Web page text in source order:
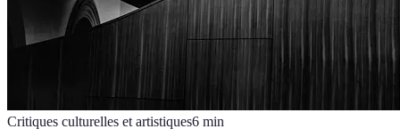
Critiques culturelles et artistiques6 min